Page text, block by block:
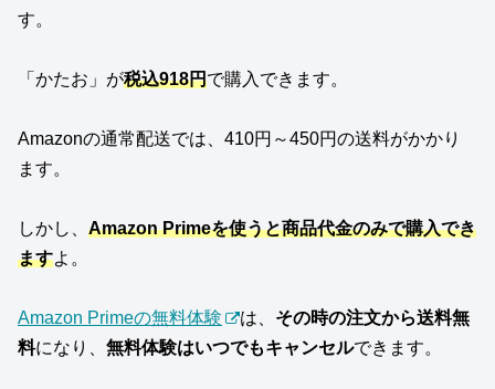
す。
「かたお」が税込918円で購入できます。
Amazonの通常配送では、410円～450円の送料がかかり
ます。
しかし、 Amazon Primeを使うと商品代金のみで購入でき
ますよ。
Amazon Primeの無料体験 は、 その時の注文から送料無
料になり、 無料体験はいつでもキャンセルできます。